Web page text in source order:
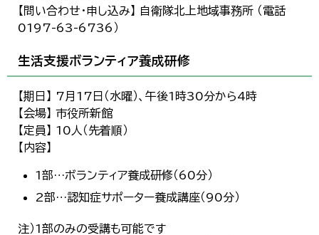
【問い合わせ・申し込み】 自衛隊北上地域事務所 （電話
0197-63-6736）
生活支援ボランティア養成研修
【期日】 7月17日（水曜）、午後1時30分から4時
【会場】 市役所新館
【定員】 10人（先着順）
【内容】
1部…ボランティア養成研修（60分）
2部…認知症サポーター養成講座（90分）
注）1部のみの受講も可能です